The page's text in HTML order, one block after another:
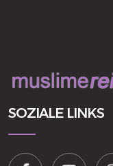
SOZIALE LINKS